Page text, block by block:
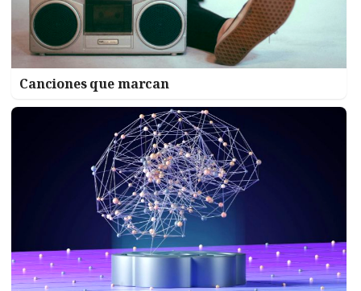
Canciones que marcan